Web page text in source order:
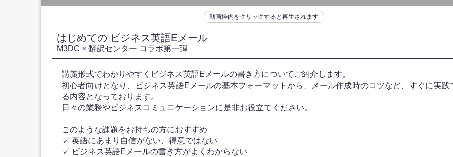
動画枠内をクリックすると再生されます
はじめての ビジネス英語Eメール
M3DC × 翻訳センター コラボ第一弾
講義形式でわかりやすくビジネス英語Eメールの書き方についてご紹介します。
初心者向けとなり、ビジネス英語Eメールの基本フォーマットから、メール作成時のコツなど、すぐに実践
る内容となっております。
日々の業務やビジネスコミュニケーションに是非お役立てください。
このような課題をお持ちの方におすすめ
✓ 英語にあまり自信がない、得意ではない
✓ ビジネス英語Eメールの書き方がよくわからない